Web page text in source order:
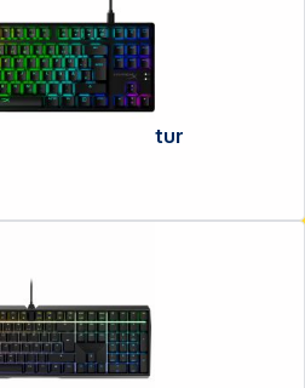
HyperX Alloy Origins Core Gaming Tastatur